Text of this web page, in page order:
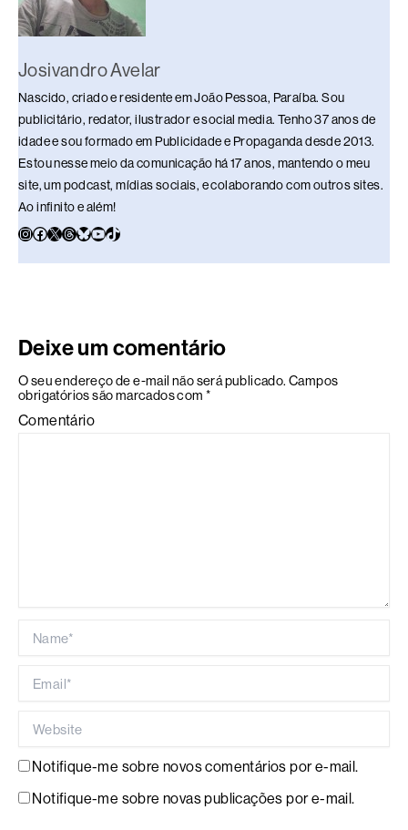
Josivandro Avelar
Nascido, criado e residente em João Pessoa, Paraíba. Sou
publicitário, redator, ilustrador e social media. Tenho 37 anos de
idade e sou formado em Publicidade e Propaganda desde 2013.
Estou nesse meio da comunicação há 17 anos, mantendo o meu
site, um podcast, mídias sociais, e colaborando com outros sites.
Ao infinito e além!
Deixe um comentário
O seu endereço de e-mail não será publicado. Campos
obrigatórios são marcados com *
Comentário
Notifique-me sobre novos comentários por e-mail.
Notifique-me sobre novas publicações por e-mail.